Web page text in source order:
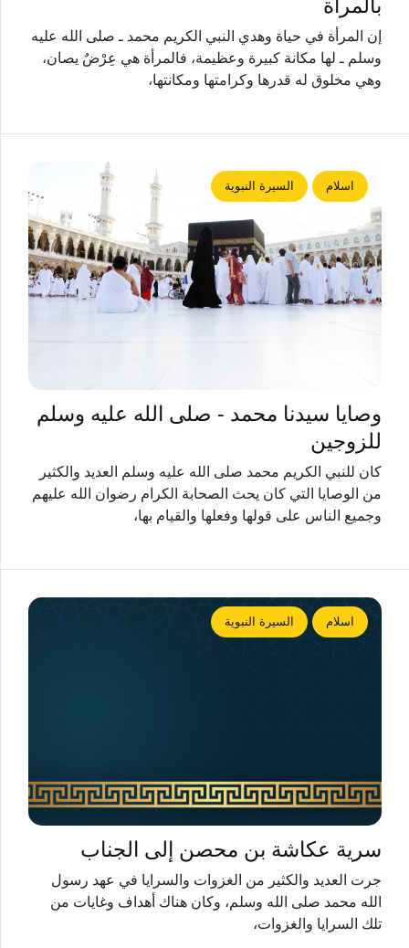
بالمرأة
إن المرأة في حياة وهدي النبي الكريم محمد ـ صلى الله عليه
وسلم ـ لها مكانة كبيرة وعظيمة، فالمرأة هي عِرْضٌ يصان،
وهي مخلوق له قدرها وكرامتها ومكانتها،
اسلام السيرة النبوية
وصايا سيدنا محمد - صلى الله عليه وسلم
للزوجين
كان للنبي الكريم محمد صلى الله عليه وسلم العديد والكثير
من الوصايا التي كان يحث الصحابة الكرام رضوان الله عليهم
وجميع الناس على قولها وفعلها والقيام بها،
اسلام السيرة النبوية
سرية عكاشة بن محصن إلى الجناب
جرت العديد والكثير من الغزوات والسرايا في عهد رسول
الله محمد صلى الله وسلم، وكان هناك أهداف وغايات من
تلك السرايا والغزوات،